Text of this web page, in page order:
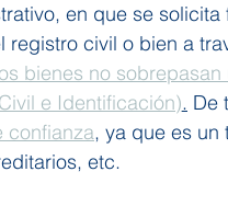
en que se
civil o bien a
bienes no
e Identificación). De
confianza, ya que es un
etc.